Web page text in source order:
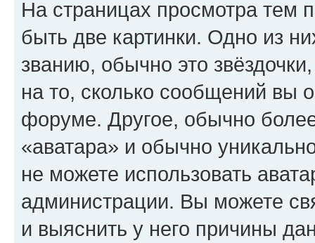
На страницах просмотра тем
быть две картинки. Одно из
званию, обычно это
на то, сколько сообщений вы
форуме. Другое, обычно
«аватара» и обычно
не можете использовать
администрации. Вы можете
и выяснить у него причины